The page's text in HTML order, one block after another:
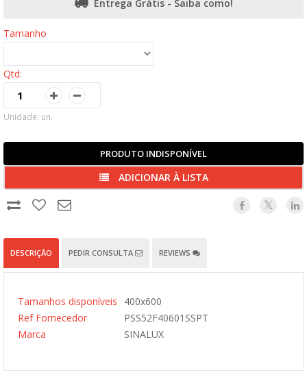
Entrega Grátis - Saiba como!
Tamanho
Qtd:
Unidade: un.
PRODUTO INDISPONÍVEL
ADICIONAR À LISTA
DESCRIÇÃO PEDIR CONSULTA REVIEWS
Tamanhos disponíveis
400x600
Ref Fornecedor
PSS52F40601SSPT
Marca
SINALUX